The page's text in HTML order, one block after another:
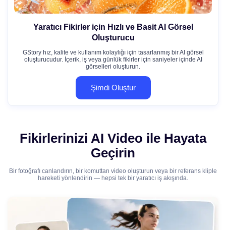
Yaratıcı Fikirler için Hızlı ve Basit AI Görsel
Oluşturucu
GStory hız, kalite ve kullanım kolaylığı için tasarlanmış bir AI görsel
oluşturucudur. İçerik, iş veya günlük fikirler için saniyeler içinde AI
görselleri oluşturun.
Şimdi Oluştur
Fikirlerinizi AI Video ile Hayata
Geçirin
Bir fotoğrafı canlandırın, bir komuttan video oluşturun veya bir referans kliple
hareketi yönlendirin — hepsi tek bir yaratıcı iş akışında.